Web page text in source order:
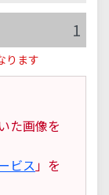
ります
た画像を
ビス 」を